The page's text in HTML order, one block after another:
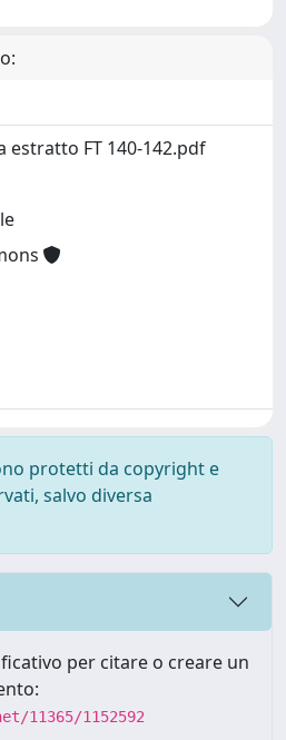
estratto FT 140-142.pdf
protetti da copyright e
salvo diversa
per citare o creare un
11365/1152592